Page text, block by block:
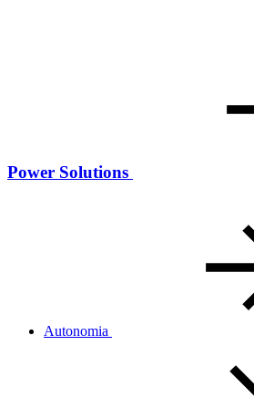
Power Solutions
Autonomia